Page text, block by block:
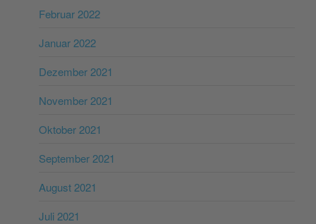
Februar 2022
Januar 2022
Dezember 2021
November 2021
Oktober 2021
September 2021
August 2021
Juli 2021